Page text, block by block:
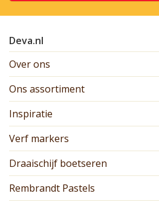
Deva.nl
Over ons
Ons assortiment
Inspiratie
Verf markers
Draaischijf boetseren
Rembrandt Pastels